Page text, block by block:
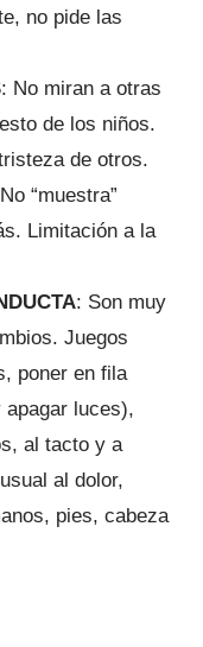
no pide las
: No miran a otras
de los niños.
de otros.
“muestra”
Limitación a la
: Son muy
Juegos
poner en fila
luces),
al tacto y a
al dolor,
pies, cabeza